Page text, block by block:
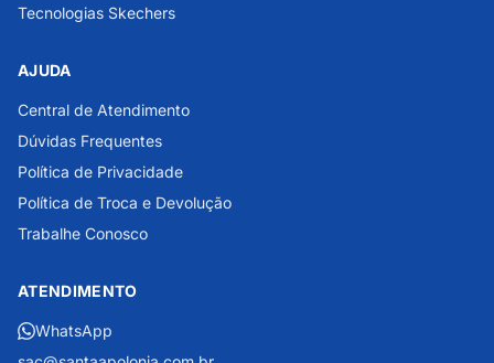
Tecnologias Skechers
AJUDA
Central de Atendimento
Dúvidas Frequentes
Política de Privacidade
Política de Troca e Devolução
Trabalhe Conosco
ATENDIMENTO
WhatsApp